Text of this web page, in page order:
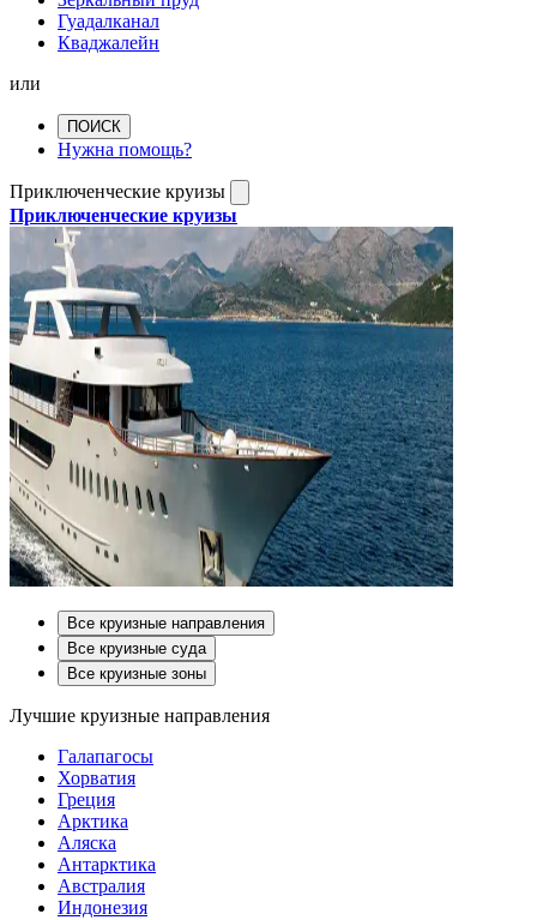
Гуадалканал
Кваджалейн
или
ПОИСК
Нужна помощь?
Приключенческие круизы
Приключенческие круизы
Все круизные направления
Все круизные суда
Все круизные зоны
Лучшие круизные направления
Галапагосы
Хорватия
Греция
Арктика
Аляска
Антарктика
Австралия
Индонезия